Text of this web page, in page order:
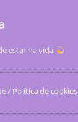
estar na vida
/ Política de cookies